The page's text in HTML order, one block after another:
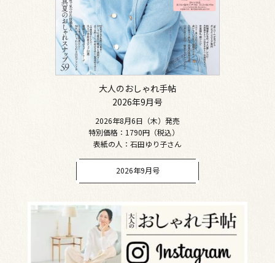
大人のおしゃれ手帖
2026年9月号
2026年8月6日（木）発売
特別価格：1790円（税込）
表紙の人：石田ゆり子さん
2026年9月号